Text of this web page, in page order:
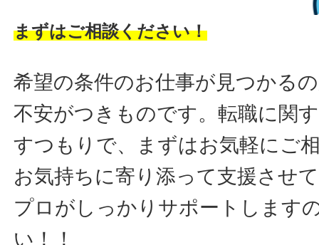
まずはご相談ください！
希望の条件のお仕事が見つかる
不安がつきものです。転職に関
すつもりで、まずはお気軽にご
お気持ちに寄り添って支援させ
プロがしっかりサポートします
い！！